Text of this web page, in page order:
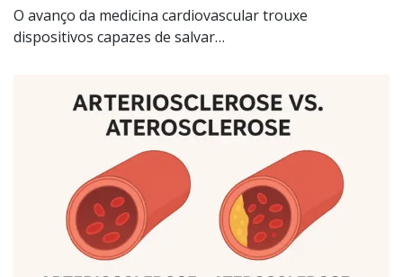
O avanço da medicina cardiovascular trouxe
dispositivos capazes de salvar…